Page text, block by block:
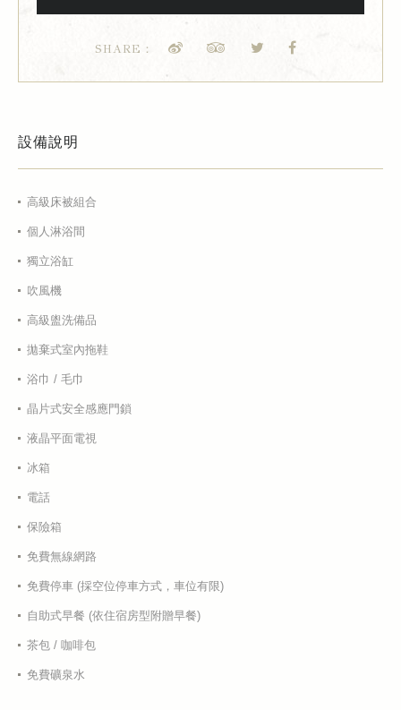
SHARE：
設備說明
高級床被組合
個人淋浴間
獨立浴缸
吹風機
高級盥洗備品
拋棄式室內拖鞋
浴巾 / 毛巾
晶片式安全感應門鎖
液晶平面電視
冰箱
電話
保險箱
免費無線網路
免費停車 (採空位停車方式，車位有限)
自助式早餐 (依住宿房型附贈早餐)
茶包 / 咖啡包
免費礦泉水